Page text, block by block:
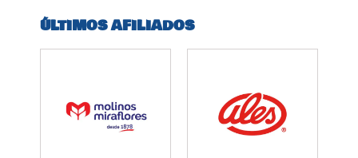
ÚLTIMOS AFILIADOS